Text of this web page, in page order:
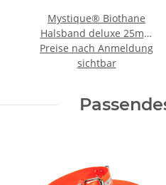
Mystique® Biothane
Halsband deluxe 25mm
reflex orange gold 35-
43cm
Preise nach Anmeldung
sichtbar